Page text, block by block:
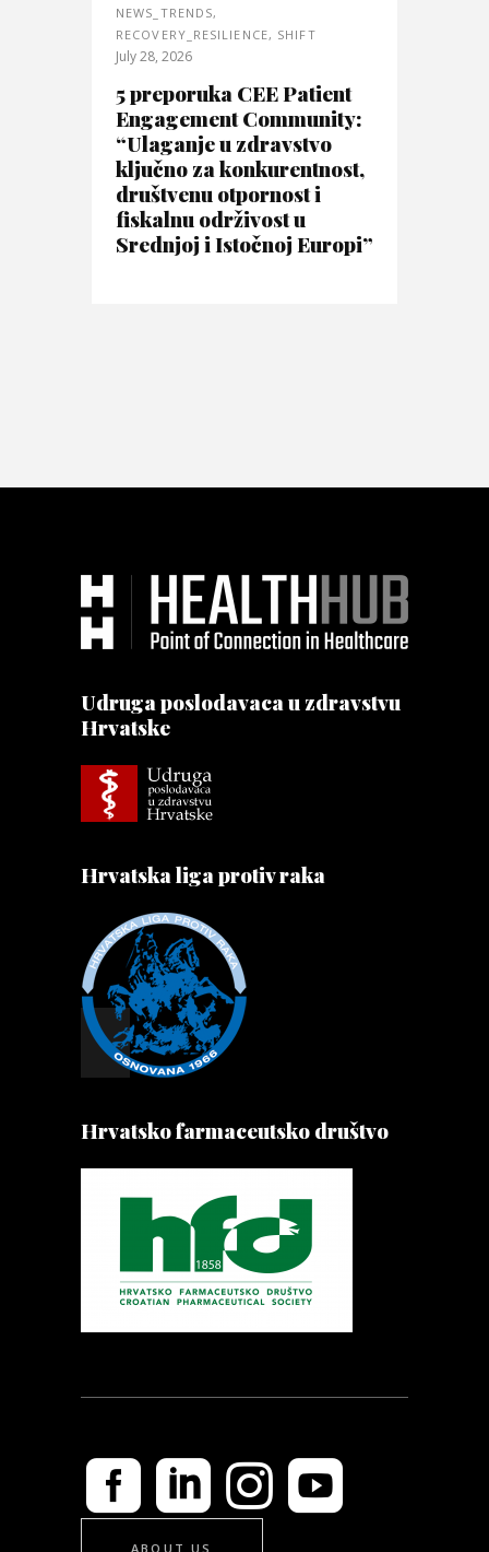
NEWS_TRENDS,
RECOVERY_RESILIENCE, SHIFT
July 28, 2026
5 preporuka CEE Patient
Engagement Community:
“Ulaganje u zdravstvo
ključno za konkurentnost,
društvenu otpornost i
fiskalnu održivost u
Srednjoj i Istočnoj Europi”
Udruga poslodavaca u zdravstvu
Hrvatske
Hrvatska liga protiv raka
Hrvatsko farmaceutsko društvo
ABOUT US